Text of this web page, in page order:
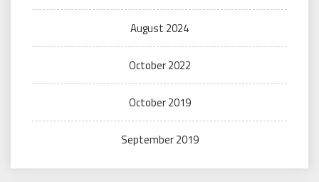
August 2024
October 2022
October 2019
September 2019